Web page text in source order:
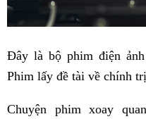
Đây là bộ phim điện
Phim lấy đề tài về chính
Chuyện phim xoay